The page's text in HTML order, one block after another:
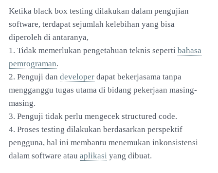
Ketika black box testing dilakukan dalam pengujian
software, terdapat sejumlah kelebihan yang bisa
diperoleh di antaranya,
1. Tidak memerlukan pengetahuan teknis seperti bahasa
pemrograman.
2. Penguji dan developer dapat bekerjasama tanpa
mengganggu tugas utama di bidang pekerjaan masing-
masing.
3. Penguji tidak perlu mengecek structured code.
4. Proses testing dilakukan berdasarkan perspektif
pengguna, hal ini membantu menemukan inkonsistensi
dalam software atau aplikasi yang dibuat.